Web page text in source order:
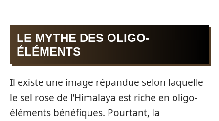
LE MYTHE DES OLIGO-
ÉLÉMENTS
Il existe une image répandue selon laquelle
le sel rose de l’Himalaya est riche en oligo-
éléments bénéfiques. Pourtant, la